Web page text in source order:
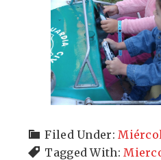
Filed Under:
Tagged With: